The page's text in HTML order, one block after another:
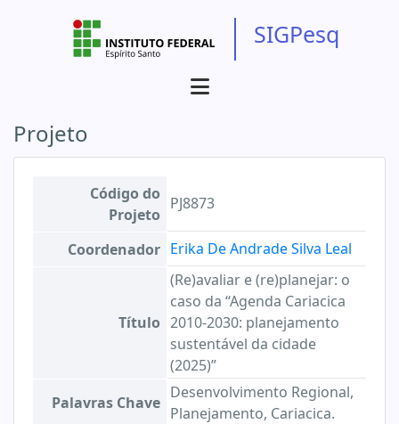
SIGPesq
Projeto
Código do
Projeto
PJ8873
Coordenador Erika De Andrade Silva Leal
Título
(Re)avaliar e (re)planejar: o
caso da “Agenda Cariacica
2010-2030: planejamento
sustentável da cidade
(2025)”
Palavras Chave
Desenvolvimento Regional,
Planejamento, Cariacica.